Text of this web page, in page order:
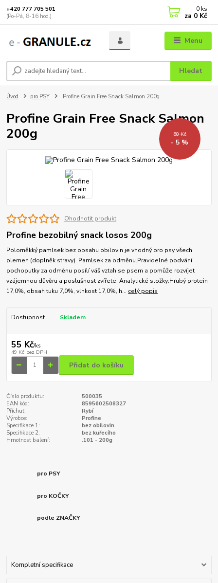
Menu
Hledat
+420 777 705 501
(Po-Pá, 8-16 hod.)
0 ks
za 0 Kč
Úvod pro PSY Profine Grain Free Snack Salmon 200g
Profine Grain Free Snack Salmon
200g
58 Kč
- 5 %
Ohodnotit produkt
Profine bezobilný snack losos 200g
Poloměkký pamlsek bez obsahu obilovin je vhodný pro psy všech
plemen (doplněk stravy). Pamlsek za odměnu.Pravidelné podvání
pochoputky za odměnu posílí váš vztah se psem a pomůže rozvíjet
vzájemnou důvěru a poslušnost zvířete. Analytické složky:Hrubý protein
17,0%, obsah tuku 7,0%, vlhkost 17,0%, h... celý popis
Dostupnost Skladem
55 Kč/ks
49 Kč bez DPH
Přidat do košíku
Číslo produktu:
500035
EAN kód:
8595602508327
Příchuť:
Rybí
Výrobce:
Profine
Specifikace 1:
bez obilovin
Specifikace 2:
bez kuřecího
Hmotnost balení:
.101 - 200g
pro PSY
pro KOČKY
podle ZNAČKY
Kompletní specifikace